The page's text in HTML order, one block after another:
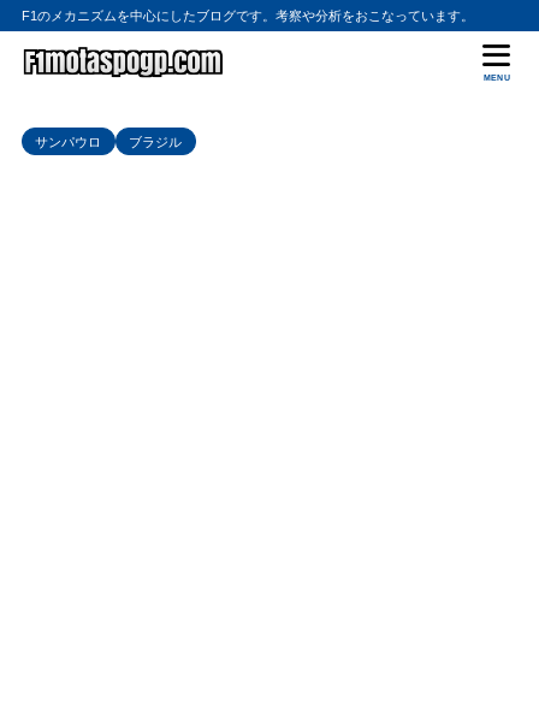
F1のメカニズムを中心にしたブログです。考察や分析をおこなっています。
MENU
サンパウロ ブラジル